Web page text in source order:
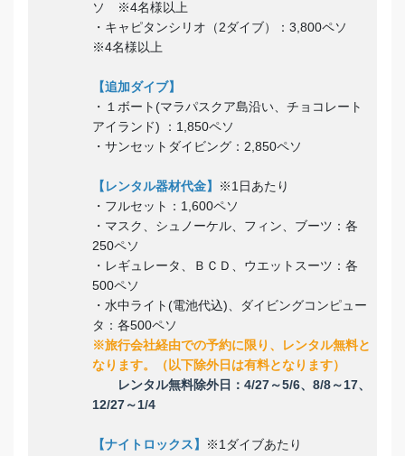
ソ ※4名様以上
・キャピタンシリオ（2ダイブ）：3,800ペソ
※4名様以上
【追加ダイブ】
・１ボート(マラパスクア島沿い、チョコレート
アイランド) ：1,850ペソ
・サンセットダイビング：2,850ペソ
【レンタル器材代金】
※1日あたり
・フルセット：1,600ペソ
・マスク、シュノーケル、フィン、ブーツ：各
250ペソ
・レギュレータ、ＢＣＤ、ウエットスーツ：各
500ペソ
・水中ライト(電池代込)、ダイビングコンピュー
タ：各500ペソ
※旅行会社経由での予約に限り、レンタル無料と
なります。（以下除外日は有料となります）
レンタル無料除外日：4/27～5/6、8/8～17、
12/27～1/4
【ナイトロックス】
※1ダイブあたり